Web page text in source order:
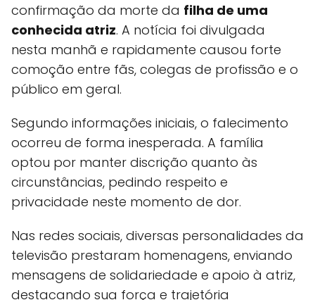
confirmação da morte da filha de uma
conhecida atriz. A notícia foi divulgada
nesta manhã e rapidamente causou forte
comoção entre fãs, colegas de profissão e o
público em geral.
Segundo informações iniciais, o falecimento
ocorreu de forma inesperada. A família
optou por manter discrição quanto às
circunstâncias, pedindo respeito e
privacidade neste momento de dor.
Nas redes sociais, diversas personalidades da
televisão prestaram homenagens, enviando
mensagens de solidariedade e apoio à atriz,
destacando sua força e trajetória